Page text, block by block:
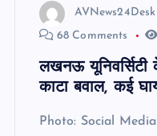
AVNews24Desk
68 Comments
लखनऊ यूनिवर्सिटी
काटा बवाल, कई
Photo: Social Media